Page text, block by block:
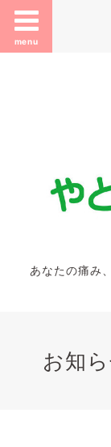
menu
あなたの痛み
お知